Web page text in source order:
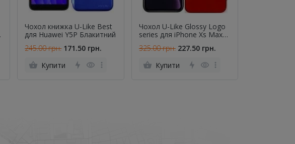
Чохол книжка U-Like Best
для Huawei Y5P Блакитний
245.00 грн. 171.50 грн.
Купити
Чохол U-Like Glossy Logo
series для iPhone Xs Max
325.00 грн. 227.50 грн.
Купити